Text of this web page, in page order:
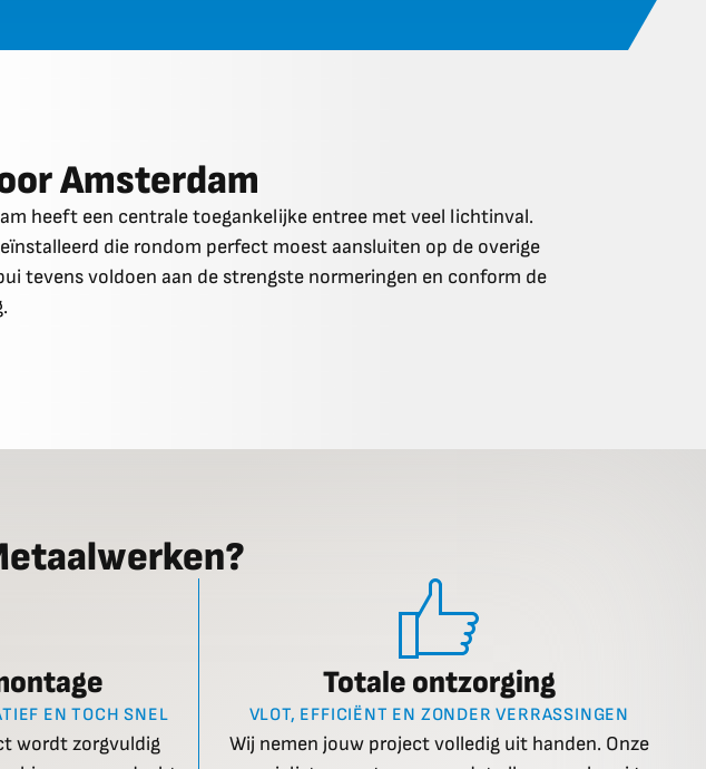
Amsterdam
heeft een centrale toegankelijke entree met veel lichtinval.
die rondom perfect moest aansluiten op de overige
tevens voldoen aan de strengste normeringen en conform de
EN TOCH SNEL
wordt zorgvuldig
Totale ontzorging
VLOT, EFFICIËNT EN ZONDER VERRASSINGEN
Wij nemen jouw project volledig uit handen. Onze